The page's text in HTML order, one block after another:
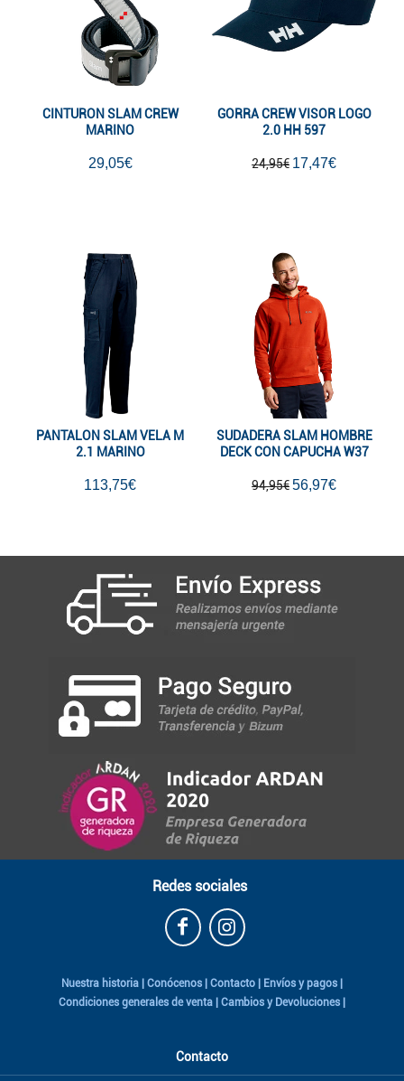
CINTURON SLAM CREW
MARINO
29,05€
GORRA CREW VISOR LOGO
2.0 HH 597
24,95€ 17,47€
PANTALON SLAM VELA M
2.1 MARINO
113,75€
SUDADERA SLAM HOMBRE
DECK CON CAPUCHA W37
94,95€56,97€
Redes sociales
Nuestra historia | Conócenos | Contacto | Envíos y pagos |
Condiciones generales de venta | Cambios y Devoluciones |
Contacto